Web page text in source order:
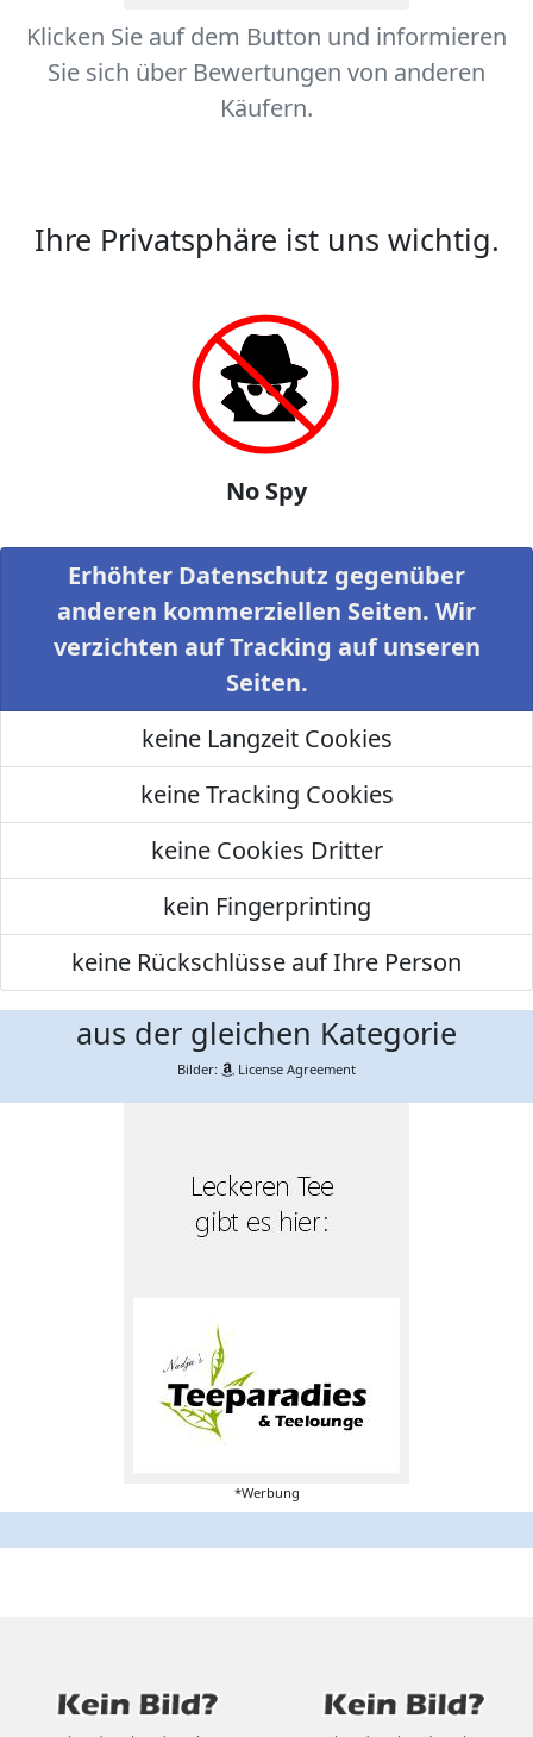
Klicken Sie auf dem Button und informieren
Sie sich über Bewertungen von anderen
Käufern.
Ihre Privatsphäre ist uns wichtig.
No Spy
Erhöhter Datenschutz gegenüber
anderen kommerziellen Seiten. Wir
verzichten auf Tracking auf unseren
Seiten.
keine Langzeit Cookies
keine Tracking Cookies
keine Cookies Dritter
kein Fingerprinting
keine Rückschlüsse auf Ihre Person
aus der gleichen Kategorie
Bilder: License Agreement
*Werbung